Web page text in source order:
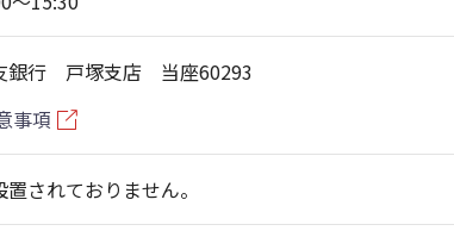
銀行 戸塚支店 当座60293
事項
されておりません。